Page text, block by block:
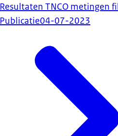
Resultaten TNCO metingen
Publicatie04-07-2023